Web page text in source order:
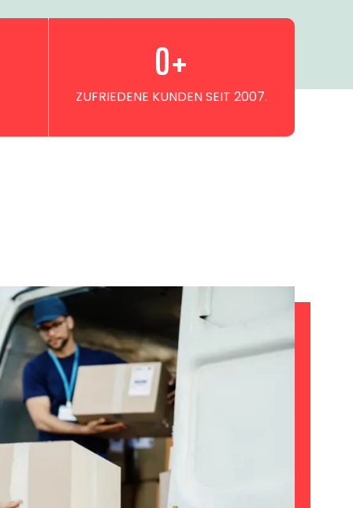
ZUFRIEDENE KUNDEN SEIT 2007.
0+